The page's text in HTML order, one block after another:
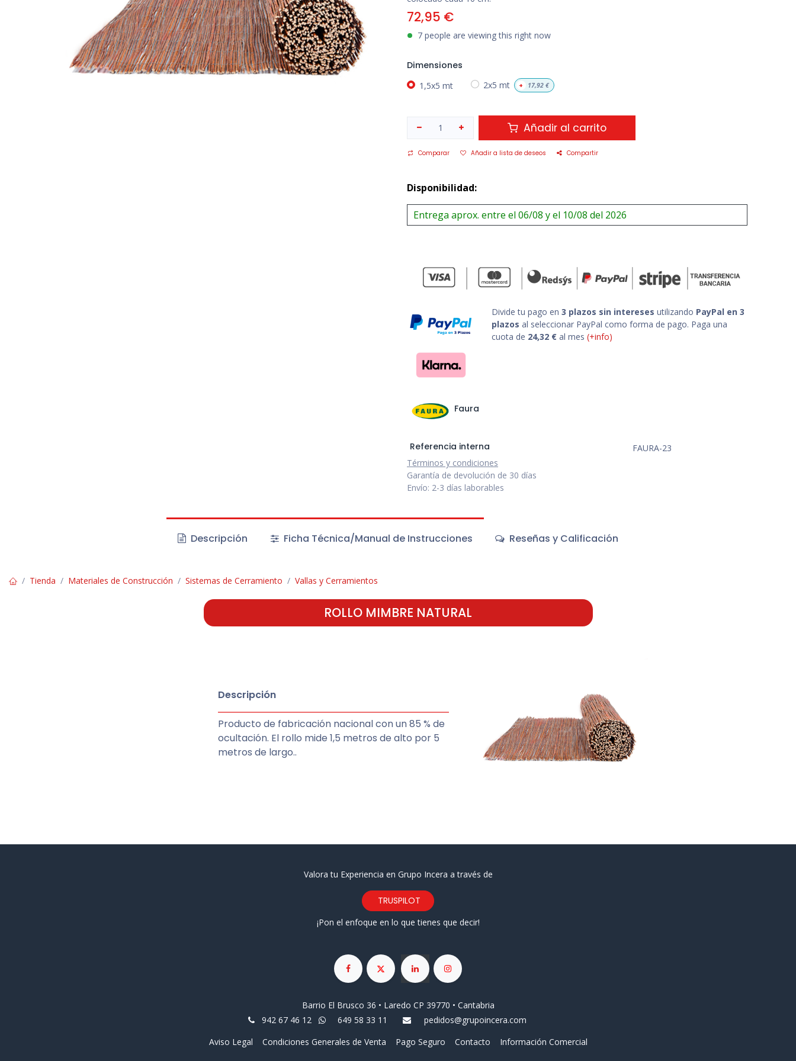
72,95 €
7 people are viewing this right now
Dimensiones
1,5x5 mt 2x5 mt + 17,92€
Añadir al carrito
Comparar Añadir a lista de deseos Compartir
Disponibilidad:
Entrega aprox. entre el 06/08 y el 10/08 del 2026
Divide tu pago en 3 plazos sin intereses utilizando PayPal en 3
plazos al seleccionar PayPal como forma de pago. Paga una
cuota de 24,32 € al mes (+info)
Faura
Referencia interna
FAURA-23
Términos y condiciones
Garantía de devolución de 30 días
Envío: 2-3 días laborables
Descripción Ficha Técnica/Manual de Instrucciones Reseñas y Calificación
Tienda Materiales de Construcción Sistemas de Cerramiento Vallas y Cerramientos
ROLLO MIMBRE NATURAL
Descripción
Producto de fabricación nacional con un 85 % de
ocultación. El rollo mide 1,5 metros de alto por 5
metros de largo..
Valora tu Experiencia en Grupo Incera a través de
TRUSPILOT
¡Pon el enfoque en lo que tienes que decir!
Barrio El Brusco 36 • Laredo CP 39770 • Cantabria
942 67 46 12
649 58 33 11
pedidos@grupoincera.com
Aviso Legal
Condiciones Generales de Venta Pago Seguro Contacto Información Comercial